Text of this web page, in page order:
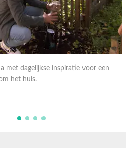
met dagelijkse inspiratie voor een
het huis.